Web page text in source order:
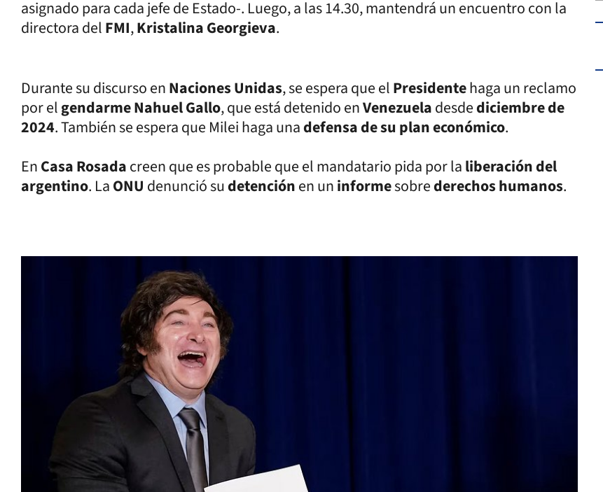
asignado para cada jefe de Estado-. Luego, a las 14.30, mantendrá un encuentro con la
directora delFMI,Kristalina Georgieva.
Durante su discurso enNaciones Unidas, se espera que elPresidentehaga un reclamo
por elgendarme Nahuel Gallo, que está detenido enVenezueladesdediciembre de
2024. También se espera que Milei haga unadefensa de su plan económico.
EnCasa Rosadacreen que es probable que el mandatario pida por laliberación del
argentino. LaONU denunció sudetenciónen uninformesobrederechos humanos.